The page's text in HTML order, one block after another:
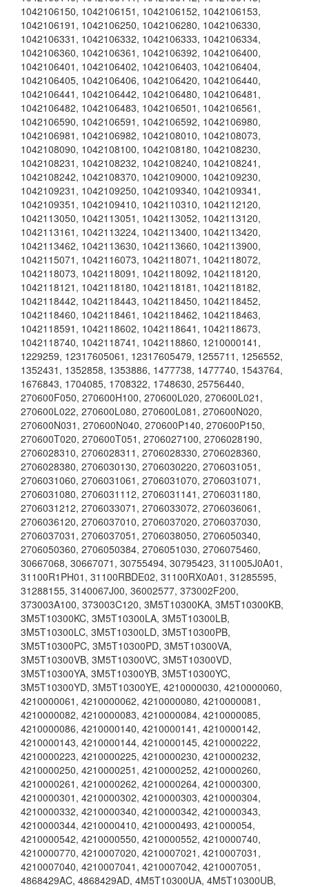
1042106150, 1042106151 , 1042106152, 1042106153,
1042106191 , 1042106250, 1042106280, 1042106330,
1042106331 , 1042106332, 1042106333, 1042106334,
1042106360, 1042106361 , 1042106392, 1042106400,
1042106401 , 1042106402, 1042106403, 1042106404,
1042106405, 1042106406, 1042106420, 1042106440,
1042106441 , 1042106442, 1042106480, 1042106481 ,
1042106482, 1042106483, 1042106501 , 1042106561 ,
1042106590, 1042106591 , 1042106592, 1042106980,
1042106981 , 1042106982, 1042108010, 1042108073,
1042108090, 1042108100, 1042108180, 1042108230,
1042108231 , 1042108232, 1042108240, 1042108241 ,
1042108242, 1042108370, 1042109000, 1042109230,
1042109231 , 1042109250, 1042109340, 1042109341 ,
1042109351 , 1042109410, 1042110310, 1042112120,
1042113050, 1042113051 , 1042113052, 1042113120,
1042113161 , 1042113224, 1042113400, 1042113420,
1042113462, 1042113630, 1042113660, 1042113900,
1042115071 , 1042116073, 1042118071 , 1042118072,
1042118073, 1042118091 , 1042118092, 1042118120,
1042118121 , 1042118180, 1042118181 , 1042118182,
1042118442, 1042118443, 1042118450, 1042118452,
1042118460, 1042118461 , 1042118462, 1042118463,
1042118591 , 1042118602, 1042118641 , 1042118673,
1042118740, 1042118741 , 1042118860, 1210000141 ,
1229259, 12317605061 , 12317605479, 1255711 , 1256552,
1352431 , 1352858, 1353886, 1477738, 1477740, 1543764,
1676843, 1704085, 1708322, 1748630, 25756440,
270600F050, 270600H100, 270600L020, 270600L021 ,
270600L022, 270600L080, 270600L081 , 270600N020,
270600N031 , 270600N040, 270600P140, 270600P150,
270600T020, 270600T051 , 2706027100, 2706028190,
2706028310, 2706028311 , 2706028330, 2706028360,
2706028380, 2706030130, 2706030220, 2706031051 ,
2706031060, 2706031061 , 2706031070, 2706031071 ,
2706031080, 2706031112, 2706031141 , 2706031180,
2706031212, 2706033071 , 2706033072, 2706036061 ,
2706036120, 2706037010, 2706037020, 2706037030,
2706037031 , 2706037051 , 2706038050, 2706050340,
2706050360, 2706050384, 2706051030, 2706075460,
30667068, 30667071 , 30755494, 30795423, 311005J0A01 ,
31100R1PH01 , 31100RBDE02, 31100RX0A01 , 31285595,
31288155, 3140067J00, 36002577, 373002F200,
373003A100, 373003C120, 3M5T10300KA, 3M5T10300KB,
3M5T10300KC, 3M5T10300LA, 3M5T10300LB,
3M5T10300LC, 3M5T10300LD, 3M5T10300PB,
3M5T10300PC, 3M5T10300PD, 3M5T10300VA,
3M5T10300VB, 3M5T10300VC, 3M5T10300VD,
3M5T10300YA, 3M5T10300YB, 3M5T10300YC,
3M5T10300YD, 3M5T10300YE, 4210000030, 4210000060,
4210000061 , 4210000062, 4210000080, 4210000081 ,
4210000082, 4210000083, 4210000084, 4210000085,
4210000086, 4210000140, 4210000141 , 4210000142,
4210000143, 4210000144, 4210000145, 4210000222,
4210000223, 4210000225, 4210000230, 4210000232,
4210000250, 4210000251 , 4210000252, 4210000260,
4210000261 , 4210000262, 4210000264, 4210000300,
4210000301 , 4210000302, 4210000303, 4210000304,
4210000332, 4210000340, 4210000342, 4210000343,
4210000344, 4210000410, 4210000493, 421000054,
4210000542, 4210000550, 4210000552, 4210000740,
4210000770, 4210007020, 4210007021 , 4210007031 ,
4210007040, 4210007041 , 4210007042, 4210007051 ,
4868429AC, 4868429AD, 4M5T10300UA, 4M5T10300UB,